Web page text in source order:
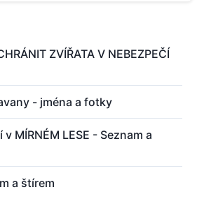
ZVÍŘATA V NEBEZPEČÍ
- jména a fotky
v MÍRNÉM LESE - Seznam a
a štírem